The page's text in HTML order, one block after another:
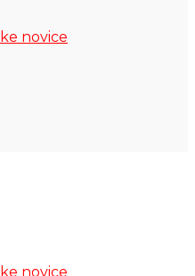
novice
novice